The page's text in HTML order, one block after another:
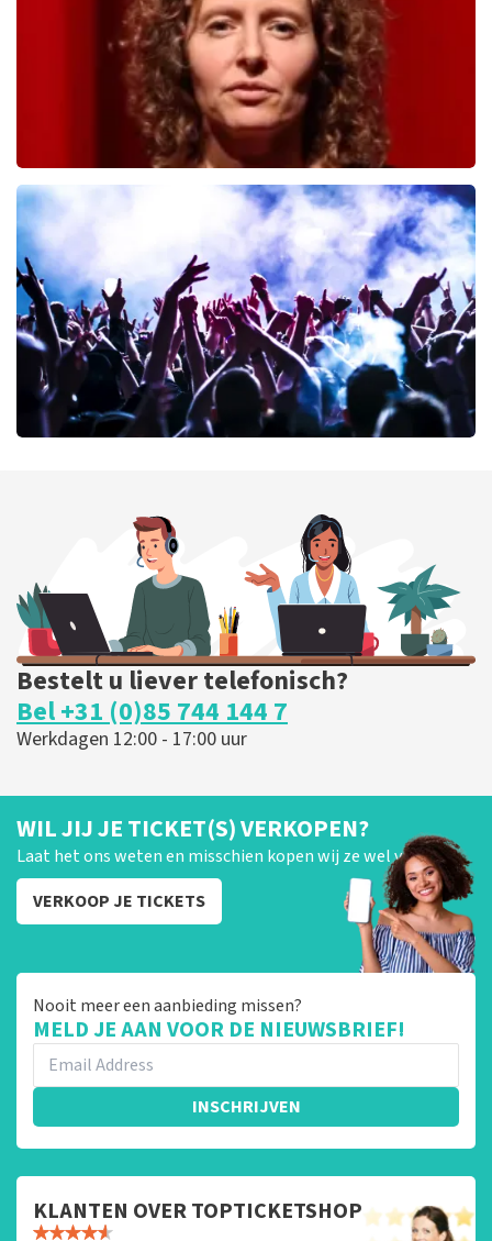
BESTEL NU
Esther van der Voort
BESTEL NU
BESTEL NU
Bestelt u liever telefonisch?
Bel +31 (0)85 744 144 7
Werkdagen 12:00 - 17:00 uur
WIL JIJ JE TICKET(S) VERKOPEN?
Laat het ons weten en misschien kopen wij ze wel van je!
VERKOOP JE TICKETS
Nooit meer een aanbieding missen?
MELD JE AAN VOOR DE NIEUWSBRIEF!
INSCHRIJVEN
KLANTEN OVER TOPTICKETSHOP